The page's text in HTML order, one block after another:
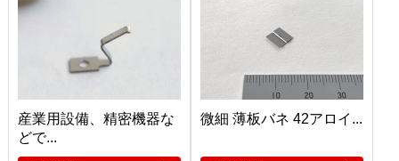
産業用設備、精密機器な
どで...
微細 薄板バネ 42アロイ...